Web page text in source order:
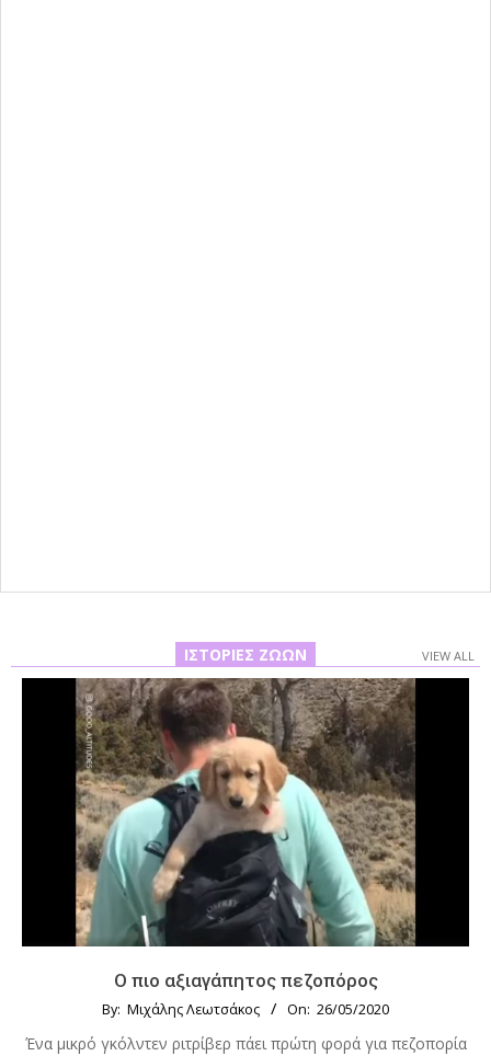
ΙΣΤΟΡΊΕΣ ΖΏΩΝ VIEW ALL
Ο πιο αξιαγάπητος πεζοπόρος
By: Μιχάλης Λεωτσάκος On: 26/05/2020
Ένα μικρό γκόλντεν ριτρίβερ πάει πρώτη φορά για πεζοπορία